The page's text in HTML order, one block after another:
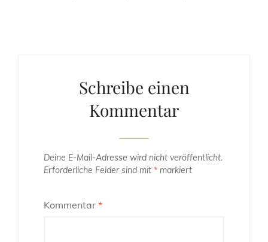
Schreibe einen
Kommentar
Deine E-Mail-Adresse wird nicht veröffentlicht.
Erforderliche Felder sind mit * markiert
Kommentar *